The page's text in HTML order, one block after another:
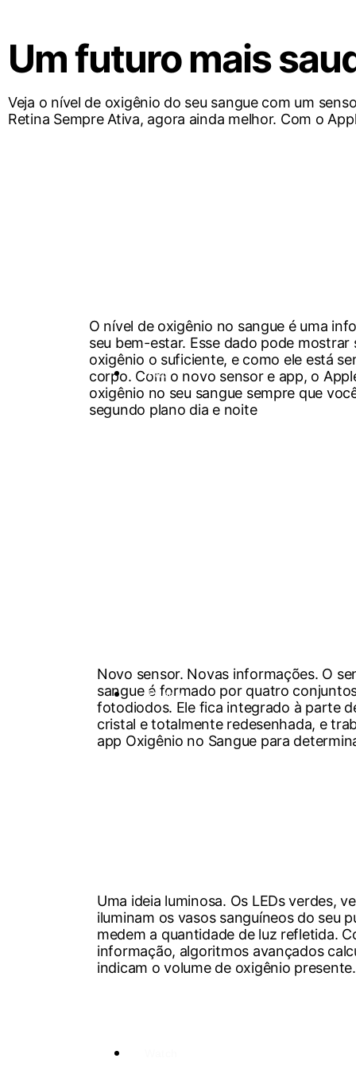
iPad
iPhone
Um futuro mais
Veja o nível de oxigênio do seu sangue com um
Retina Sempre Ativa, agora ainda melhor. Com o
O nível de oxigênio no sangue é uma
seu bem-estar. Esse dado pode
oxigênio o suficiente, e como ele está
corpo. Com o novo sensor e app, o
oxigênio no seu sangue sempre que
segundo plano dia e noite
Novo sensor. Novas informações. O
sangue é formado por quatro
fotodiodos. Ele fica integrado à parte
cristal e totalmente redesenhada, e
app Oxigênio no Sangue para
Uma ideia luminosa. Os LEDs verdes,
iluminam os vasos sanguíneos do seu
medem a quantidade de luz refletida.
informação, algoritmos avançados
indicam o volume de oxigênio presente.